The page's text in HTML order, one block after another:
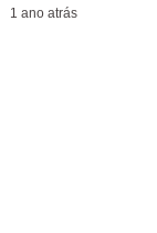
1 ano atrás